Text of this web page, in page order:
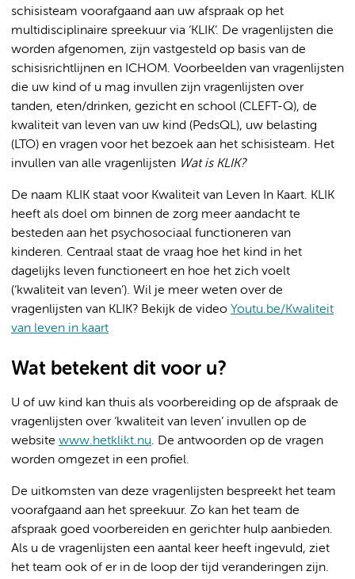
schisisteam voorafgaand aan uw afspraak op het
multidisciplinaire spreekuur via ‘KLIK’. De vragenlijsten die
worden afgenomen, zijn vastgesteld op basis van de
schisisrichtlijnen en ICHOM. Voorbeelden van vragenlijsten
die uw kind of u mag invullen zijn vragenlijsten over
tanden, eten/drinken, gezicht en school (CLEFT-Q), de
kwaliteit van leven van uw kind (PedsQL), uw belasting
(LTO) en vragen voor het bezoek aan het schisisteam. Het
invullen van alle vragenlijsten Wat is KLIK?
De naam KLIK staat voor Kwaliteit van Leven In Kaart. KLIK
heeft als doel om binnen de zorg meer aandacht te
besteden aan het psychosociaal functioneren van
kinderen. Centraal staat de vraag hoe het kind in het
dagelijks leven functioneert en hoe het zich voelt
(‘kwaliteit van leven’). Wil je meer weten over de
vragenlijsten van KLIK? Bekijk de video Youtu.be/Kwaliteit
van leven in kaart
Wat betekent dit voor u?
U of uw kind kan thuis als voorbereiding op de afspraak de
vragenlijsten over ‘kwaliteit van leven’ invullen op de
website www.hetklikt.nu. De antwoorden op de vragen
worden omgezet in een profiel.
De uitkomsten van deze vragenlijsten bespreekt het team
voorafgaand aan het spreekuur. Zo kan het team de
afspraak goed voorbereiden en gerichter hulp aanbieden.
Als u de vragenlijsten een aantal keer heeft ingevuld, ziet
het team ook of er in de loop der tijd veranderingen zijn.